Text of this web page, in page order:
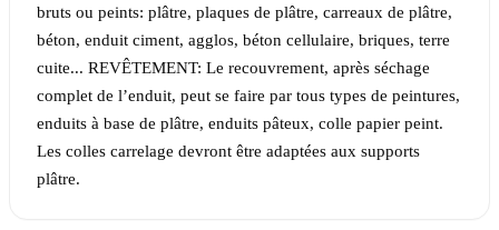
bruts ou peints: plâtre, plaques de plâtre, carreaux de plâtre,
béton, enduit ciment, agglos, béton cellulaire, briques, terre
cuite... REVÊTEMENT: Le recouvrement, après séchage
complet de l’enduit, peut se faire par tous types de peintures,
enduits à base de plâtre, enduits pâteux, colle papier peint.
Les colles carrelage devront être adaptées aux supports
plâtre.